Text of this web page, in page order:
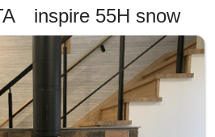
inspire 55H snow